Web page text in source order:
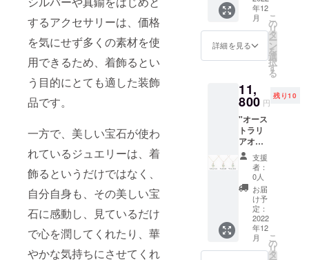
するアクセサリーは、価格
を気にせず多くの素材を使
用できるため、着飾るとい
う目的にとても適した装飾
品です。
一方で、美しい宝石が使わ
れているジュエリーは、着
飾るというだけではなく、
自分自身も、その美しい宝
石に感動し、見ているだけ
で心を潤してくれたり、華
やかな気持ちにさせてくれ
（約）
：縦
40mm×
横
50mm
※こちら
には消
費税・
送料が
含まれ
ます。
※ご注文
状況、
使用部
材の供
給状
況、製
造工程
上の都
合等に
より出
荷時期
年12
月
詳細を見る
こ
の
リ
タ
ー
ン
を
選
択
す
る
11,
800 円
残り10
"オース
トラリ
アオ
パー
ル
オーバ
ルネッ
クレ
ス n3
[詳 細]
素
材：
K10YG(
支援
者：
0人
お届
け予
定：
2022
年12
月
こ
の
リ
タ